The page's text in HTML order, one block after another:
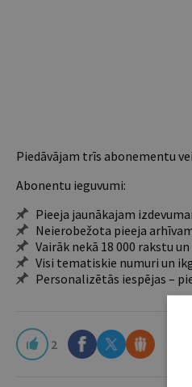
Piedāvājam trīs abonementu
Abonentu ieguvumi:
Pieeja jaunākajam
Neierobežota pieeja
Vairāk nekā 18 000 rakstu
Visi tematiskie numuri un
Personalizētās iespējas –
2